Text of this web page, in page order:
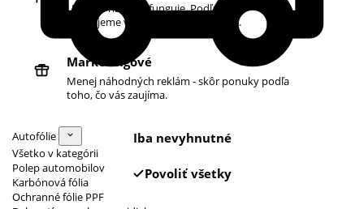
Autofólie
Všetko v kategórii
Polep automobilov
Karbónová fólia
Ochranné fólie PPF
Ukazujú nám, čo funguje. Podľa toho
zlepšujeme vyhľadávanie aj ponuku.
Marketingové
Menej náhodných reklám - skôr ponuky podľa
toho, čo vás zaujíma.
Iba nevyhnutné
Povoliť všetky